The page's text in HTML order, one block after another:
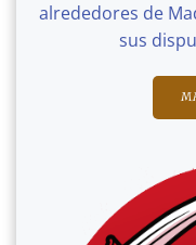
alrededores de
sus